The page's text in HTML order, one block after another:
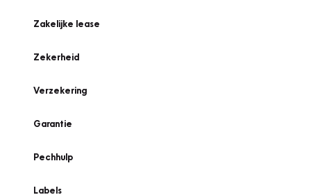
Zakelijke lease
Zekerheid
Verzekering
Garantie
Pechhulp
Labels